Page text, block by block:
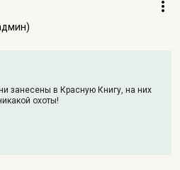
занесены в Красную Книгу, на них
охоты!